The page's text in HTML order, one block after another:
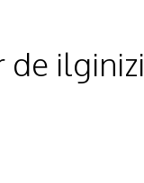
de ilginizi